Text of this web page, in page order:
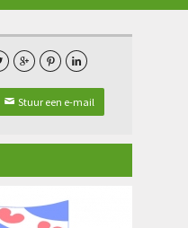
  
✉ Stuur een e-mail